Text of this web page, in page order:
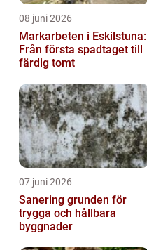
08 juni 2026
Markarbeten i Eskilstuna:
Från första spadtaget till
färdig tomt
07 juni 2026
Sanering grunden för
trygga och hållbara
byggnader